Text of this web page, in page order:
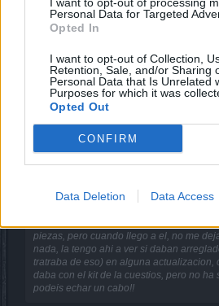
Personal Data for Targeted
Opted In
I want to opt-out of Collection,
Retention, Sale, and/or Sharing
Personal Data that Is Unrelated
Purposes for which it was
Opted Out
CONFIRM
Data Deletion Data Access
tienes a ver si alguien tiene ese
Sep 28, 2025
XiangQi
Team Leader
Team Drakensang Online
Buenos días,
Buenas!!
piezas, pero cuando llego a el, no me
nada, la tengo ahi a ver si daban
tratraba de eso) en alguna actualizacion,
daba con el kit de la cuestios, pero no ha
podeis echar un cabo!!